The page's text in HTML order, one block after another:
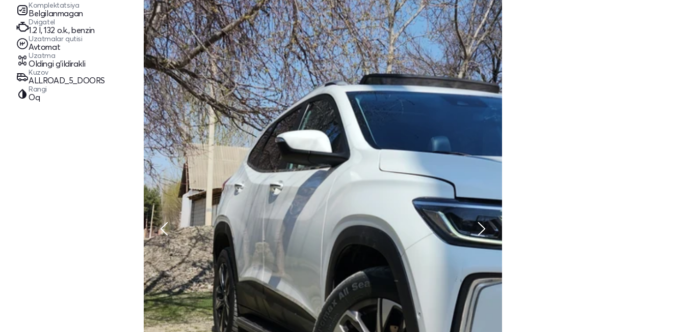
Komplektatsiya
Belgilanmagan
Dvigatel
1.2 l, 132 o.k., benzin
Uzatmalar qutisi
Avtomat
Uzatma
Oldingi g'ildirakli
Kuzov
ALLROAD_5_DOORS
Rangi
Oq